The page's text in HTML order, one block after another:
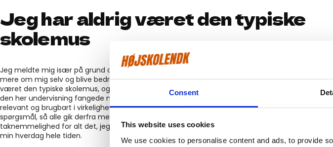
Consent
This website uses cookies
We use cookies to personalise content and ads, to provide
Jeg har aldrig været den typiske
skolemus
Jeg meldte mig især på grund af fagene personlig udvikling og kommunikation, fordi jeg gerne
mere om mig selv og blive bedre til at forstå både mine egne og andre menneskers reaktioner.
været den typiske skolemus, og jeg har bestemt aldrig været god til at sidde stille på en stol i
den her undervisning fangede mig hver eneste gang. Det føltes ikke som normal skole, fordi alt
relevant og brugbart i virkeligheden. Jakob formåede at skabe et rum med tryghed, ro og plads
spørgsmål, så alle gik derfra med ny viden og forståelse. Jeg sidder i dag tilbage med en kæmpe
taknemmelighed for alt det, jeg har fået med mig hjem, fordi det er værktøjer og refleksioner,
min hverdag hele tiden.